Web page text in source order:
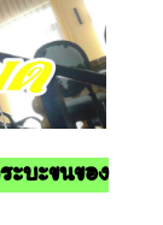
ะบะขนของ